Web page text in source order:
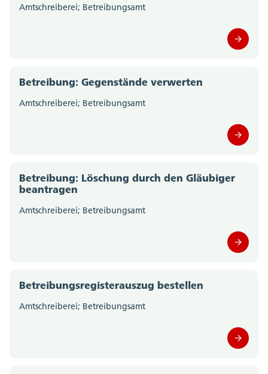
Amtschreiberei; Betreibungsamt
Betreibung: Gegenstände verwerten
Amtschreiberei; Betreibungsamt
Betreibung: Löschung durch den Gläubiger
beantragen
Amtschreiberei; Betreibungsamt
Betreibungsregisterauszug bestellen
Amtschreiberei; Betreibungsamt